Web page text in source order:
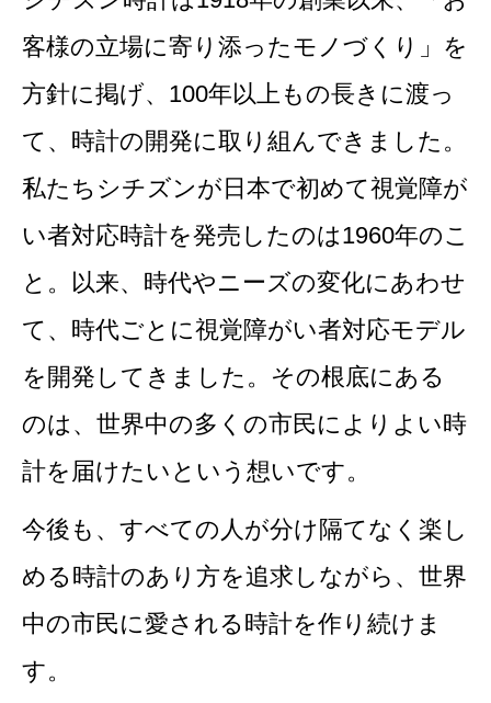
客様の立場に寄り添ったモノづくり」を
方針に掲げ、100年以上もの長きに渡っ
て、時計の開発に取り組んできました。
私たちシチズンが日本で初めて視覚障が
い者対応時計を発売したのは1960年のこ
と。以来、時代やニーズの変化にあわせ
て、時代ごとに視覚障がい者対応モデル
を開発してきました。その根底にある
のは、世界中の多くの市民によりよい時
計を届けたいという想いです。
今後も、すべての人が分け隔てなく楽し
める時計のあり方を追求しながら、世界
中の市民に愛される時計を作り続けま
す。